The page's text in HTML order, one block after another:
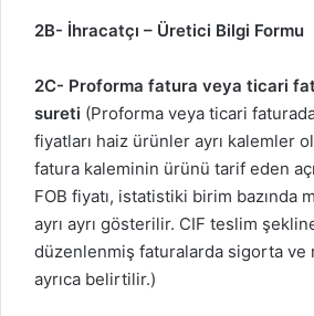
2B- İhracatçı – Üretici Bilgi Formu
2C- Proforma fatura veya ticari
sureti (Proforma veya ticari
fiyatları haiz ürünler ayrı kalemler
fatura kaleminin ürünü tarif eden
FOB fiyatı, istatistiki birim bazında
ayrı ayrı gösterilir. CIF teslim
düzenlenmiş faturalarda sigorta ve
ayrıca belirtilir.)